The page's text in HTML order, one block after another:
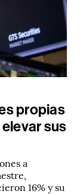
propias
sus
a
16% y su